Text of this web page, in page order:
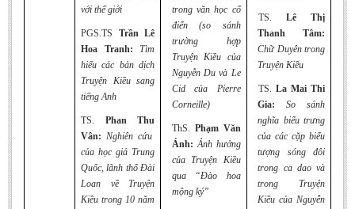
với thế giới
PGS.TS Trần Lê
Hoa Tranh: Tìm
hiểu các bản dịch
Truyện Kiều sang
tiếng Anh
TS. Phan Thu
Vân: Nghiên cứu
của học giả Trung
Quốc, lãnh thổ Đài
Loan về Truyện
Kiều trong 10 năm
trong văn học cổ
điển (so sánh
trường hợp
Truyện Kiều của
Nguyễn Du và Le
Cid của Pierre
Corneille)
ThS. Phạm Văn
Ánh:Ảnh hưởng
của Truyện Kiều
qua “Đào hoa
mộng ký”
TS. Lê Thị
Thanh Tâm:
Chữ Duyên trong
Truyện Kiều
TS. La Mai Thi
Gia:So sánh
nghĩa biểu trưng
của các cặp biểu
tượng sóng đôi
trong ca dao và
trong Truyện
Kiều của Nguyễn